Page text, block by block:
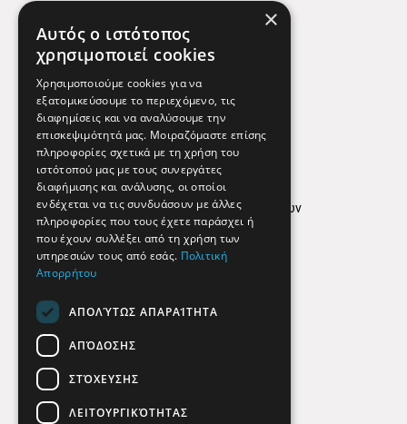
Χρήσιμα Τηλέφωνα
Εφημερεύοντα Φαρμακεία
Απόρρητο
Όροι Χρήσης
Πολιτική προστασίας δεδομένων
Findhere
Social Media
×
Αυτός ο ιστότοπος
χρησιμοποιεί cookies
Χρησιμοποιούμε cookies για να
εξατομικεύσουμε το περιεχόμενο, τις
διαφημίσεις και να αναλύσουμε την
επισκεψιμότητά μας. Μοιραζόμαστε επίσης
πληροφορίες σχετικά με τη χρήση του
ιστότοπού μας με τους συνεργάτες
διαφήμισης και ανάλυσης, οι οποίοι
ενδέχεται να τις συνδυάσουν με άλλες
πληροφορίες που τους έχετε παράσχει ή
που έχουν συλλέξει από τη χρήση των
υπηρεσιών τους από εσάς. Πολιτική
Απορρήτου
ΑΠΟΛΎΤΩΣ ΑΠΑΡΑΊΤΗΤΑ
ΑΠΌΔΟΣΗΣ
ΣΤΌΧΕΥΣΗΣ
ΛΕΙΤΟΥΡΓΙΚΌΤΗΤΑΣ